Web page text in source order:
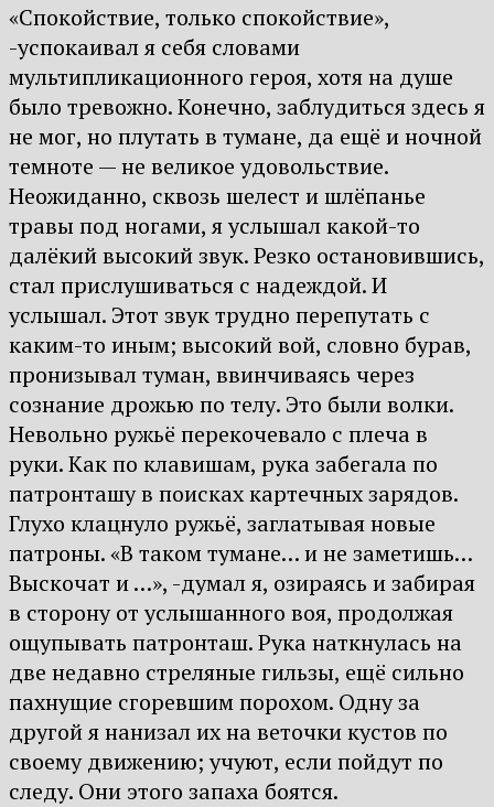
«Спокойствие, только спокойствие»,
-успокаивал я себя словами
мультипликационного героя, хотя на душе
было тревожно. Конечно, заблудиться здесь я
не мог, но плутать в тумане, да ещё и ночной
темноте — не великое удовольствие.
Неожиданно, сквозь шелест и шлёпанье
травы под ногами, я услышал какой-то
далёкий высокий звук. Резко остановившись,
стал прислушиваться с надеждой. И
услышал. Этот звук трудно перепутать с
каким-то иным; высокий вой, словно бурав,
пронизывал туман, ввинчиваясь через
сознание дрожью по телу. Это были волки.
Невольно ружьё перекочевало с плеча в
руки. Как по клавишам, рука забегала по
патронташу в поисках картечных зарядов.
Глухо клацнуло ружьё, заглатывая новые
патроны. «В таком тумане… и не заметишь…
Выскочат и …», -думал я, озираясь и забирая
в сторону от услышанного воя, продолжая
ощупывать патронташ. Рука наткнулась на
две недавно стреляные гильзы, ещё сильно
пахнущие сгоревшим порохом. Одну за
другой я нанизал их на веточки кустов по
своему движению; учуют, если пойдут по
следу. Они этого запаха боятся.